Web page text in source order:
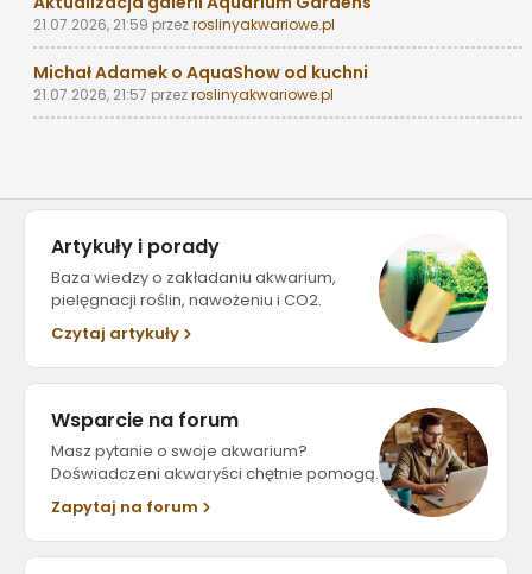
21.07.2026, 21:59 przezroslinyakwariowe.pl
Michał Adamek o AquaShow od kuchni
21.07.2026, 21:57 przezroslinyakwariowe.pl
Artykuły i porady
Baza wiedzy o zakładaniu akwarium,
pielęgnacji roślin, nawożeniu i CO2.
Czytaj artykuły
Wsparcie na forum
Masz pytanie o swoje akwarium?
Doświadczeni akwaryści chętnie pomogą.
Zapytaj na forum